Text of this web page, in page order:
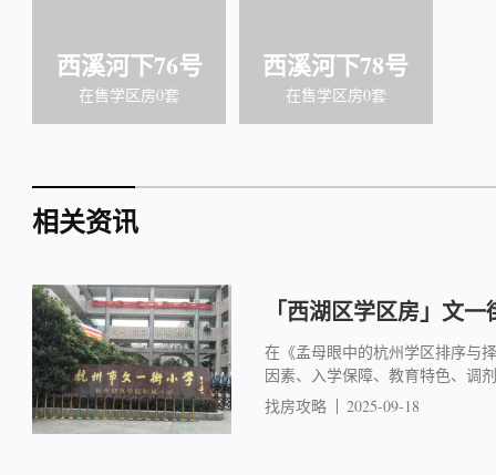
西溪河下76号
在售学区房0套
西溪河下78号
在售学区房0套
相关资讯
「西湖区学区房」文
在《孟母眼中的杭州学区排序与
因素、入学保障、教育特色、调
找房攻略
2025-09-18